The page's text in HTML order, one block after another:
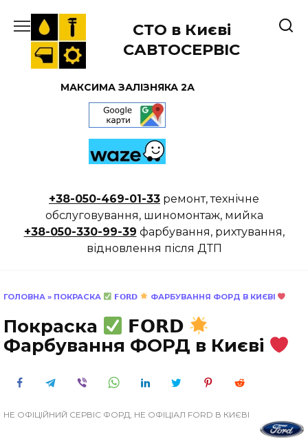
до
вмісту
СТО в Києві
САВТОСЕРВІС
МАКСИМА ЗАЛІЗНЯКА 2А
+38-050-469-01-33 ремонт, технічне
обслуговування, шиномонтаж, мийка
+38-050-330-99-39 фарбування, рихтування,
відновлення після ДТП
ГОЛОВНА » ПОКРАСКА 𝗙𝗢𝗥𝗗 ФАРБУВАННЯ ФОРД В КИЄВІ
Покраска
𝗙𝗢𝗥𝗗
Фарбування ФОРД в Києві
НЕ ОФІЦІЙНИЙ СЕРВІС ФОРД, НЕ ОФІЦІАЛ FORD В КИЄВІ